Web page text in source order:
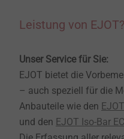
Leistung von EJOT?
Unser Service für Sie:
EJOT bietet die
– auch speziell für die
Anbauteile wie den
und den EJOT Iso-Bar